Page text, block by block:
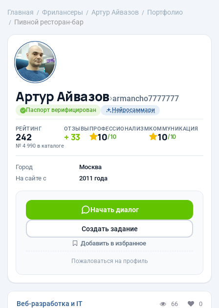
Главная Фрилансеры Артур Айвазов
Портфолио
Пивной ресторан-бар
Артур Айвазов›armancho7777777
Паспорт верифицирован Нейросаммари
РЕЙТИНГ
242
№ 4 990 в каталоге
ОТЗЫВЫ
33
ПРОФЕССИОНАЛИЗМ
10/10
КОММУНИКАЦИЯ
10/10
Город
Москва
На сайте с
2011 года
Начать диалог
Создать задание
Добавить в избранное
Пожаловаться на профиль
Веб-разработка и IT 66 0